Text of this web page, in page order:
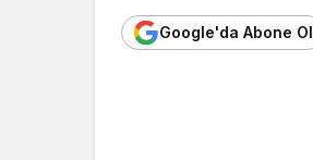
Google'da Abone Ol